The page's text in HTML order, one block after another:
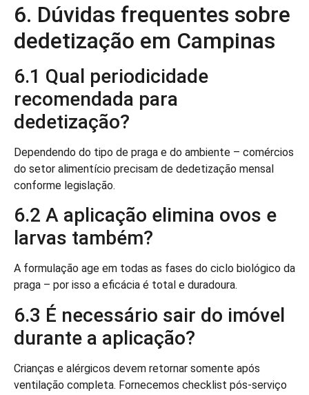
6. Dúvidas frequentes sobre
dedetização em Campinas
6.1 Qual periodicidade
recomendada para
dedetização?
Dependendo do tipo de praga e do ambiente – comércios
do setor alimentício precisam de dedetização mensal
conforme legislação.
6.2 A aplicação elimina ovos e
larvas também?
A formulação age em todas as fases do ciclo biológico da
praga – por isso a eficácia é total e duradoura.
6.3 É necessário sair do imóvel
durante a aplicação?
Crianças e alérgicos devem retornar somente após
ventilação completa. Fornecemos checklist pós-serviço